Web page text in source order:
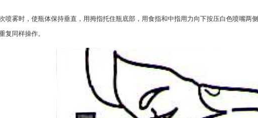
喷雾时，使瓶体保持垂直，用拇指托住瓶底部，用食指和中指用力向下按压白色喷嘴两
复同样操作。